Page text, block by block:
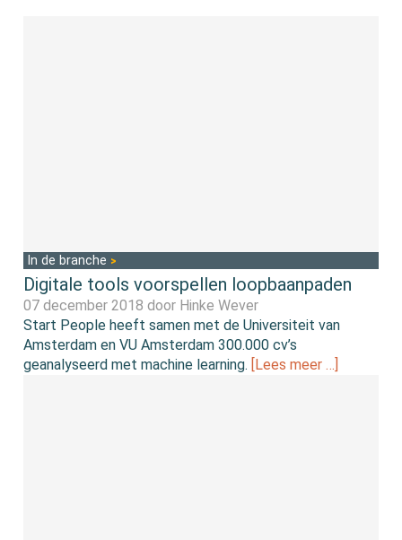
In de branche
Digitale tools voorspellen loopbaanpaden
07 december 2018 door Hinke Wever
Start People heeft samen met de Universiteit van
Amsterdam en VU Amsterdam 300.000 cv’s
geanalyseerd met machine learning.
[Lees meer …]